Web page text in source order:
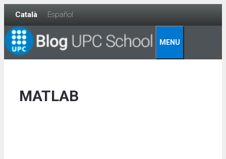
Skip
content
Català Español
MENU
MATLAB